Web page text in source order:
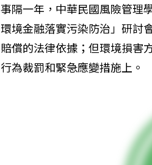
事隔一年，中華民國風險管理
環境金融落實污染防治」研討
賠償的法律依據；但環境損害
行為裁罰和緊急應變措施上。